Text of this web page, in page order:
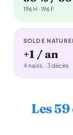
196 H · 196 F
SOLDE
+1 / an
4 naiss. · 3 décès
Les